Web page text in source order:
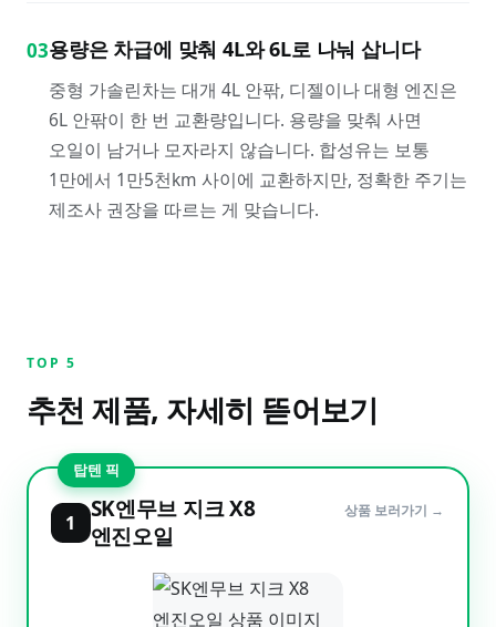
03용량은 차급에 맞춰 4L와 6L로 나눠 삽니다
중형 가솔린차는 대개 4L 안팎, 디젤이나 대형 엔진은
6L 안팎이 한 번 교환량입니다. 용량을 맞춰 사면
오일이 남거나 모자라지 않습니다. 합성유는 보통
1만에서 1만5천km 사이에 교환하지만, 정확한 주기는
제조사 권장을 따르는 게 맞습니다.
TOP 5
추천 제품, 자세히 뜯어보기
탑텐 픽
1
SK엔무브 지크 X8
엔진오일
상품 보러가기 →